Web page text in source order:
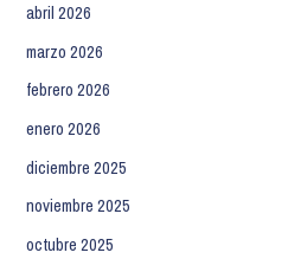
abril 2026
marzo 2026
febrero 2026
enero 2026
diciembre 2025
noviembre 2025
octubre 2025